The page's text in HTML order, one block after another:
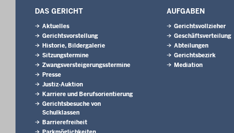
DAS GERICHT
Aktuelles
Gerichtsvorstellung
Historie, Bildergalerie
Sitzungstermine
Zwangsversteigerungsstermine
Presse
Justiz-Auktion
Karriere und Berufsorientierung
Gerichtsbesuche von
Schulklassen
Barrierefreiheit
AUFGABEN
Gerichtsvollzieher
Geschäftsverteilung
Abteilungen
Gerichtsbezirk
Mediation